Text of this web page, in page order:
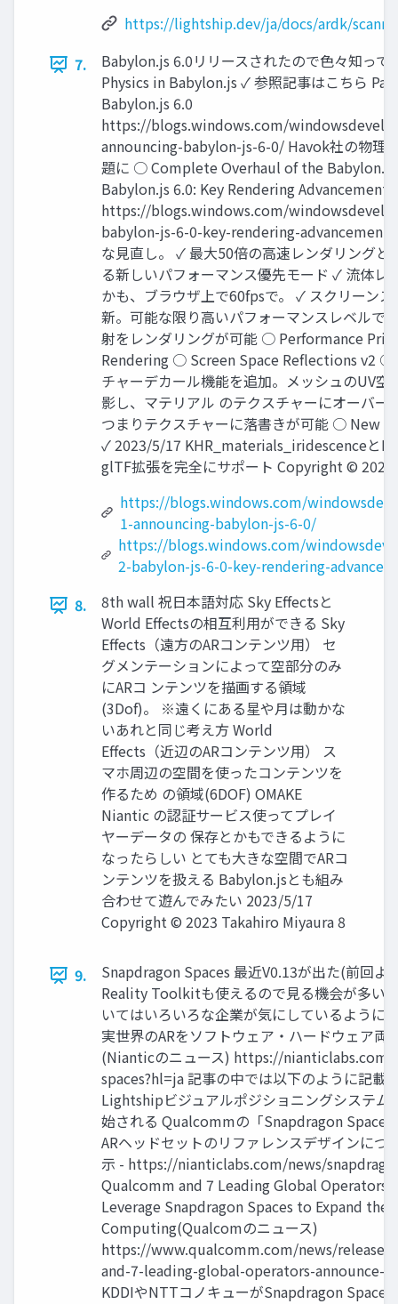
https://lightship.dev/ja/docs/ardk/
7.
Babylon.js 6.0リリースされたので色々知っ
Physics in Babylon.js ✓ 参照記事はこちら
Babylon.js 6.0
https://blogs.windows.com/
announcing-babylon-js-6-0/ Havok社の物理
題に ○ Complete Overhaul of the Babylon.js
Babylon.js 6.0: Key Rendering Advancements
https://blogs.windows.com/
babylon-js-6-0-key-rendering-
な見直し。 ✓ 最大50倍の高速レンダリングと
る新しいパフォーマンス優先モード ✓ 流体レ
かも、ブラウザ上で60fpsで。 ✓ スクリーン
新。可能な限り高いパフォーマンスレベルで
射をレンダリングが可能 ○ Performance
Rendering ○ Screen Space Reflections v2 ○
チャーデカール機能を追加。メッシュのUV空
影し、マテリアル のテクスチャーにオーバー
つまりテクスチャーに落書きが可能 ○ New
✓ 2023/5/17 KHR_materials_iridescenceと
glTF拡張を完全にサポート Copyright ©
https://blogs.windows.com/
1-announcing-babylon-js-6-0/
https://blogs.windows.com/
2-babylon-js-6-0-key-rendering-
8.
8th wall 祝日本語対応 Sky Effectsと
World Effectsの相互利用ができる Sky
Effects（遠方のARコンテンツ用） セ
グメンテーションによって空部分のみ
にARコ ンテンツを描画する領域
(3Dof)。 ※遠くにある星や月は動かな
いあれと同じ考え方 World
Effects（近辺のARコンテンツ用） ス
マホ周辺の空間を使ったコンテンツを
作るため の領域(6DOF) OMAKE
Niantic の認証サービス使ってプレイ
ヤーデータの 保存とかもできるように
なったらしい とても大きな空間でARコ
ンテンツを扱える Babylon.jsとも組み
合わせて遊んでみたい 2023/5/17
Copyright © 2023 Takahiro Miyaura 8
9.
Snapdragon Spaces 最近V0.13が出た(前回よ
Reality Toolkitも使えるので見る機会が多い
いてはいろいろな企業が気にしているよう
実世界のARをソフトウェア・ハードウェア両
(Nianticのニュース) https://nianticlabs.com/
spaces?hl=ja 記事の中では以下のように記載
Lightshipビジュアルポジショニングシステム
始される Qualcommの「Snapdragon Spaces
ARヘッドセットのリファレンスデザインにつ
示 - https://nianticlabs.com/news/
Qualcomm and 7 Leading Global Operators
Leverage Snapdragon Spaces to Expand
Computing(Qualcomのニュース)
https://www.qualcomm.com/news/
and-7-leading-global-operators-announce-
KDDIやNTTコノキューがSnapdragon